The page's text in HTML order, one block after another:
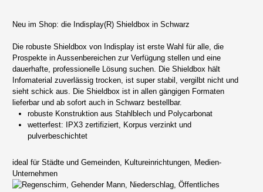
Neu im Shop: die Indisplay(R) Shieldbox in Schwarz
Die robuste Shieldbox von Indisplay ist erste Wahl für alle, die
Prospekte in Aussenbereichen zur Verfügung stellen und eine
dauerhafte, professionelle Lösung suchen. Die Shieldbox hält
Infomaterial zuverlässig trocken, ist super stabil, vergilbt nicht und
sieht schick aus. Die Shieldbox ist in allen gängigen Formaten
lieferbar und ab sofort auch in Schwarz bestellbar.
robuste Konstruktion aus Stahlblech und Polycarbonat
wetterfest: IPX3 zertifiziert, Korpus verzinkt und
pulverbeschichtet
ideal für Städte und Gemeinden, Kultureinrichtungen, Medien-
Unternehmen